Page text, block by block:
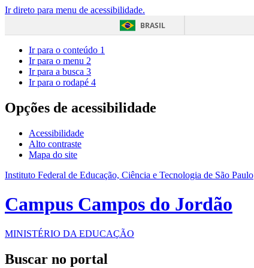
Ir direto para menu de acessibilidade.
BRASIL
Ir para o conteúdo 1
Ir para o menu 2
Ir para a busca 3
Ir para o rodapé 4
Opções de acessibilidade
Acessibilidade
Alto contraste
Mapa do site
Instituto Federal de Educação, Ciência e Tecnologia de São Paulo
Campus Campos do Jordão
MINISTÉRIO DA EDUCAÇÃO
Buscar no portal